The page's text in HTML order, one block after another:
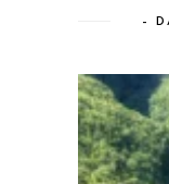
–